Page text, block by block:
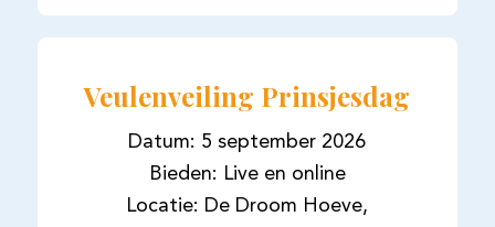
Veulenveiling Prinsjesdag
Datum: 5 september 2026
Bieden: Live en online
Locatie: De Droom Hoeve,